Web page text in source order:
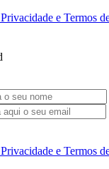
e Termos
e Termos